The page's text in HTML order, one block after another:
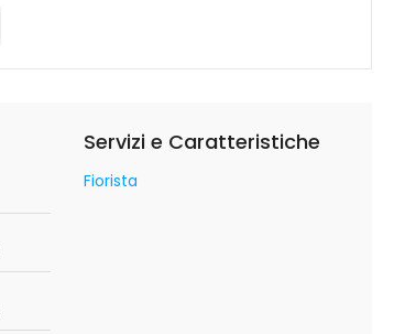
Servizi e Caratteristiche
Fiorista